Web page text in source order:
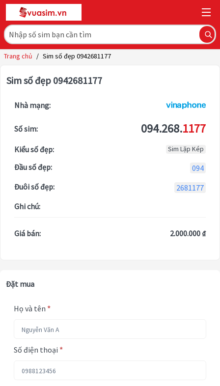
Trang chủ / Sim số đẹp 0942681177
Sim số đẹp 0942681177
Nhà mạng:
Số sim: 094.268.1177
Kiểu số đẹp: Sim Lặp Kép
Đầu số đẹp:
094
Đuôi số đẹp:
2681177
Ghi chú:
Giá bán: 2.000.000 ₫
Đặt mua
Họ và tên *
Số điện thoại *